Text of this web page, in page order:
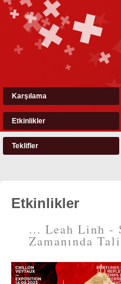
Karşılama
Etkinlikler
Teklifler
Etkinlikler
... Leah Linh -
Zamanında